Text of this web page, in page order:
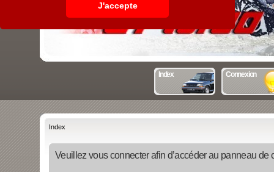
J'accepte
Index Connexion
Index
Veuillez vous connecter afin d’accéder au panneau de